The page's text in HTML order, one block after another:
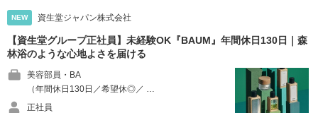
NEW 資生堂ジャパン株式会社
【資生堂グループ正社員】未経験OK『BAUM』年間休日130日｜森
林浴のような心地よさを届ける
美容部員・BA
（年間休日130日／希望休◎／ …
正社員